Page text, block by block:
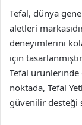
Tefal, dünya
aletleri
deneyimlerini
için
Tefal ürünlerinde
noktada, Tefal
güvenilir desteği